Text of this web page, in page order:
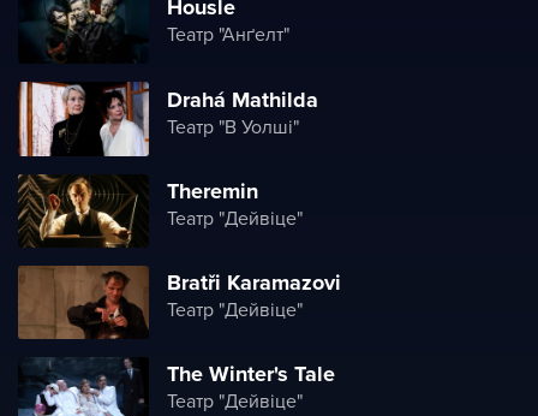
Housle
Театр "Анґелт"
Drahá Mathilda
Театр "В Уолші"
Theremin
Театр "Дейвіце"
Bratři Karamazovi
Театр "Дейвіце"
The Winter's Tale
Театр "Дейвіце"